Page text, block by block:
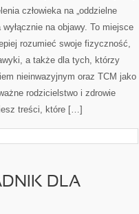
człowieka na „oddzielne
na objawy. To miejsce
rozumieć swoje fizyczność,
a także dla tych, którzy
nieinwazyjnym oraz TCM jako
rodzicielstwo i zdrowie
treści, które […]
DLA